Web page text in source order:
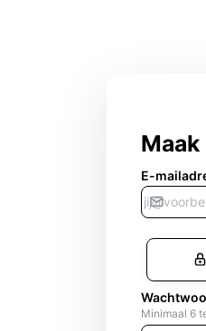
E-
Minimaal 6